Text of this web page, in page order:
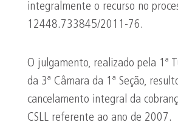
integralmente o recurso no
12448.733845/2011-76.
O julgamento, realizado pela 1ª
da 3ª Câmara da 1ª Seção,
cancelamento integral da
CSLL referente ao ano de 2007.